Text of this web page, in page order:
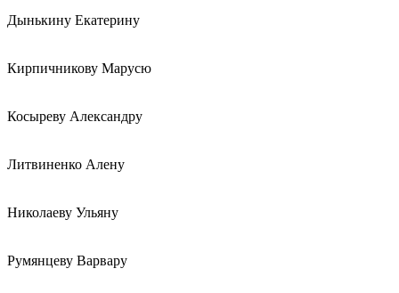
Дынькину Екатерину
Кирпичникову Марусю
Косыреву Александру
Литвиненко Алену
Николаеву Ульяну
Румянцеву Варвару